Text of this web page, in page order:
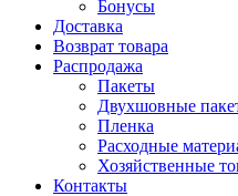
Бонусы
Доставка
Возврат товара
Распродажа
Пакеты
Двухшовные
Пленка
Расходные
Хозяйственные
Контакты